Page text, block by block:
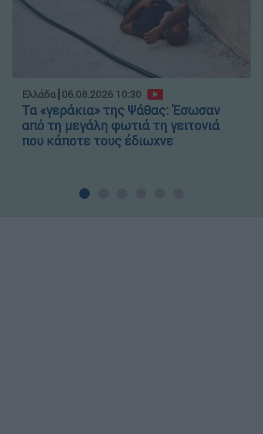
Ελλάδα┋06.08.2026 10:30
Τα «γεράκια» της Ψάθας: Έσωσαν
από τη μεγάλη φωτιά τη γειτονιά
που κάποτε τους έδιωχνε